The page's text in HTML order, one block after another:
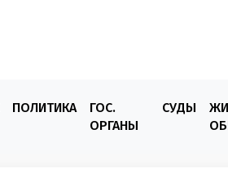
ПОЛИТИКА
ГОС.
ОРГАНЫ
СУДЫ